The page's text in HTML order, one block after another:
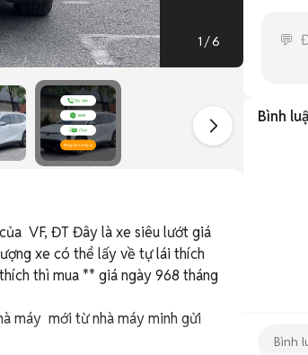
Bình
1 /6
VF, ĐT Đây là xe siêu lướt giá
xe có thể lấy về tự lái thích
thì mua ** giá ngày 968 tháng
máy  mới từ nhà máy minh gửi